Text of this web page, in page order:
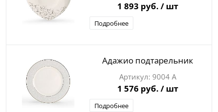
1 893 руб. / шт
Подробнее
Адажио подтарельник
9004 А
1 576 руб. / шт
Подробнее